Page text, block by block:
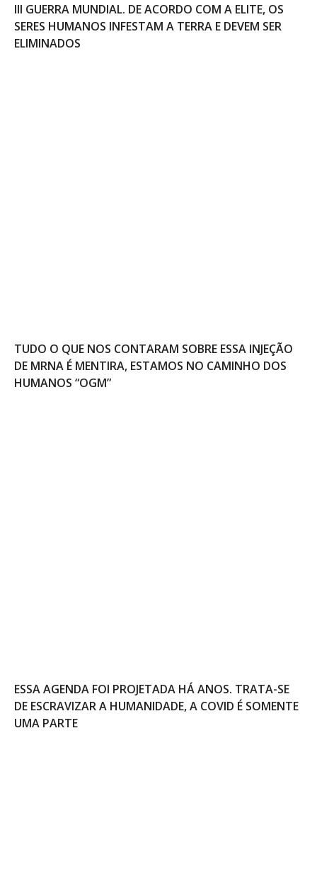
III GUERRA MUNDIAL. DE ACORDO COM A ELITE, OS
SERES HUMANOS INFESTAM A TERRA E DEVEM SER
ELIMINADOS
TUDO O QUE NOS CONTARAM SOBRE ESSA INJEÇÃO
DE MRNA É MENTIRA, ESTAMOS NO CAMINHO DOS
HUMANOS “OGM”
ESSA AGENDA FOI PROJETADA HÁ ANOS. TRATA-SE
DE ESCRAVIZAR A HUMANIDADE, A COVID É SOMENTE
UMA PARTE